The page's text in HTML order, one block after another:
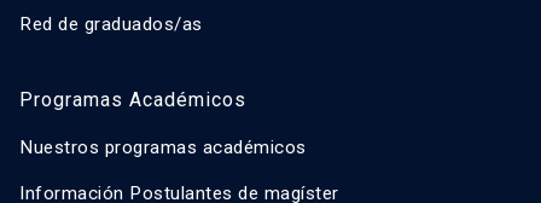
Red de graduados/as
Programas Académicos
Nuestros programas académicos
Información Postulantes de magíster